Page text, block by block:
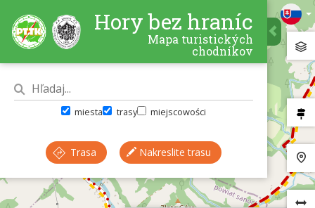
Hory bez hraníc
Mapa turistických
chodníkov
miesta trasy miejscowości
Trasa Nakreslite trasu